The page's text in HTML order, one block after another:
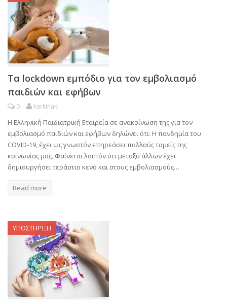
Τα lockdown εμπόδιο για τον εμβολιασμό
παιδιών και εφήβων
0 karkinaki
Η Ελληνική Παιδιατρική Εταιρεία σε ανακοίνωση της για τον
εμβολιασμό παιδιών και εφήβων δηλώνει ότι: Η πανδημία του
COVID-19, έχει ως γνωστόν επηρεάσει πολλούς τομείς της
κοινωνίας μας. Φαίνεται λοιπόν ότι μεταξύ άλλων έχει
δημιουργήσει τεράστιο κενό και στους εμβολιασμούς…
Read more
ΥΠΟΣΤΗΡΙΞΗ